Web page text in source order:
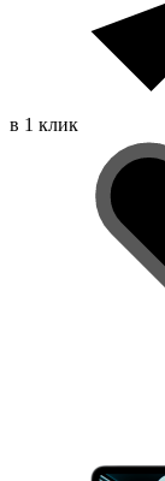
в 1 клик